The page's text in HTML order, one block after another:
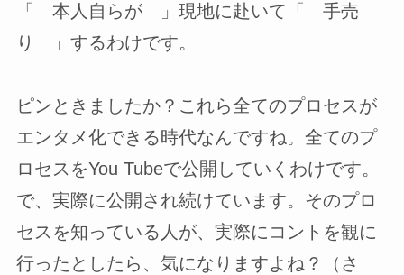
「 本人自らが 」現地に赴いて「 手売
り 」するわけです。
ピンときましたか？これら全てのプロセスが
エンタメ化できる時代なんですね。全てのプ
ロセスをYou Tubeで公開していくわけです。
で、実際に公開され続けています。そのプロ
セスを知っている人が、実際にコントを観に
行ったとしたら、気になりますよね？（さ